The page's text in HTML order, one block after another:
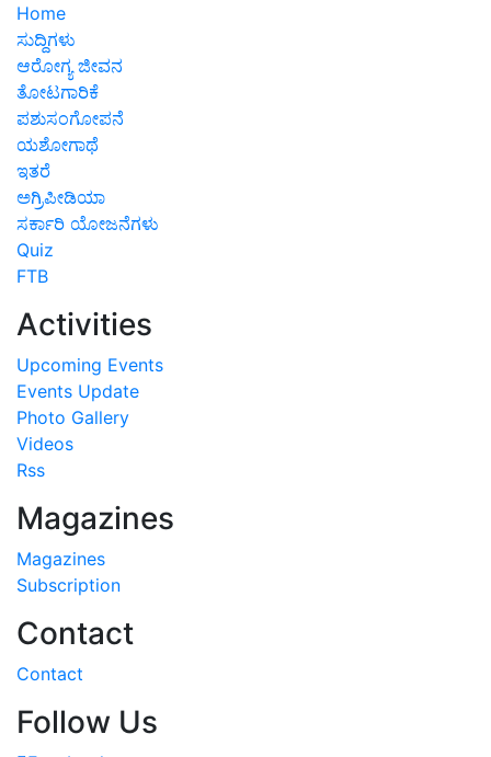
Home
ಸುದ್ದಿಗಳು
ಆರೋಗ್ಯ ಜೀವನ
ತೋಟಗಾರಿಕೆ
ಪಶುಸಂಗೋಪನೆ
ಯಶೋಗಾಥೆ
ಇತರೆ
ಅಗ್ರಿಪೀಡಿಯಾ
ಸರ್ಕಾರಿ ಯೋಜನೆಗಳು
Quiz
FTB
Activities
Upcoming Events
Events Update
Photo Gallery
Videos
Rss
Magazines
Magazines
Subscription
Contact
Contact
Follow Us